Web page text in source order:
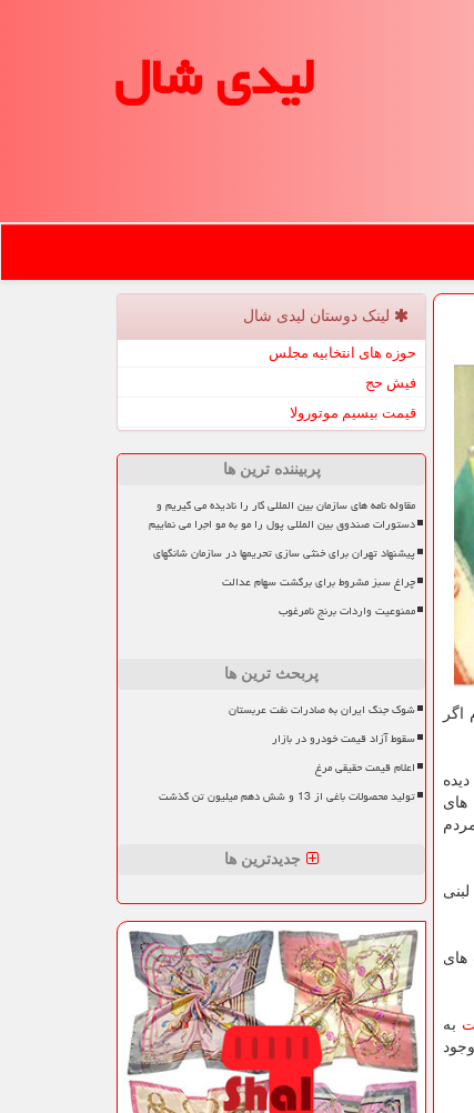
لیدی شال
اگر
های
های
به
لینک دوستان لیدی شال
حوزه های انتخابیه مجلس
فیش حج
قیمت بیسیم موتورولا
پربیننده ترین ها
مقاوله نامه های سازمان بین المللی کار را نادیده می گیریم و
دستورات صندوق بین المللی پول را مو به مو اجرا می نماییم
پیشنهاد تهران برای خنثی سازی تحریمها در سازمان شانگهای
چراغ سبز مشروط برای برگشت سهام عدالت
ممنوعیت واردات برنج نامرغوب
پربحث ترین ها
شوک جنگ ایران به صادرات نفت عربستان
سقوط آزاد قیمت خودرو در بازار
اعلام قیمت حقیقی مرغ
تولید محصولات باغی از 13 و شش دهم میلیون تن گذشت
جدیدترین ها